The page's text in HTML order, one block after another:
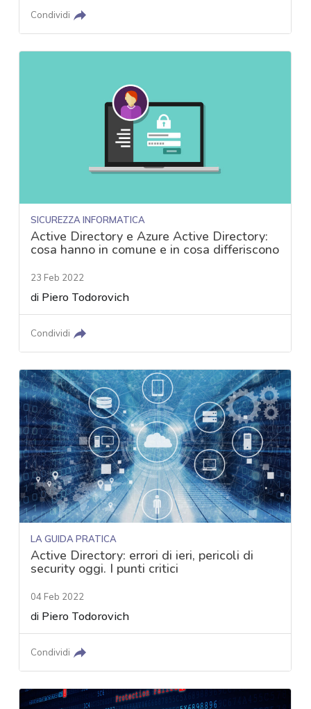
Condividi
SICUREZZA INFORMATICA
Active Directory e Azure Active Directory:
cosa hanno in comune e in cosa differiscono
23 Feb 2022
di Piero Todorovich
Condividi
LA GUIDA PRATICA
Active Directory: errori di ieri, pericoli di
security oggi. I punti critici
04 Feb 2022
di Piero Todorovich
Condividi